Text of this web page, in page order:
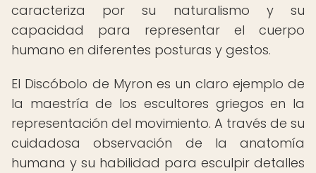
caracteriza por su naturalismo y su
capacidad para representar el cuerpo
humano en diferentes posturas y gestos.
El Discóbolo de Myron es un claro ejemplo de
la maestría de los escultores griegos en la
representación del movimiento. A través de su
cuidadosa observación de la anatomía
humana y su habilidad para esculpir detalles